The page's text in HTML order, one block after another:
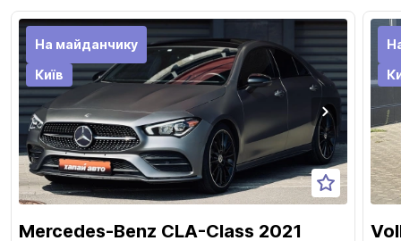
На майданчику
Київ
Mercedes-Benz CLA-Class 2021